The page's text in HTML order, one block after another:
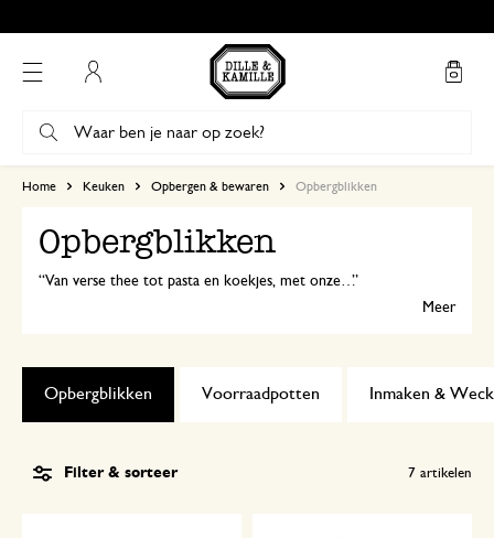
Home Keuken Opbergen & bewaren Opbergblikken
Opbergblikken
Van verse thee tot pasta en koekjes, met onze handige voorraadblikken houd je de voorraadkast en keukenkast netjes opgeruimd.
Meer
Voorraadpotten Inmaken &
Opbergblikken
Filter & sorteer 7 artikelen